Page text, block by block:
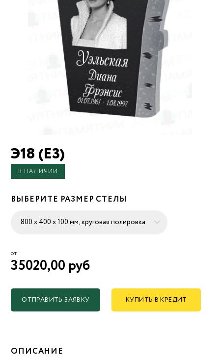
Э18 (Е3)
В НАЛИЧИИ
ВЫБЕРИТЕ РАЗМЕР СТЕЛЫ
от
35020,00 руб
ОТПРАВИТЬ ЗАЯВКУ КУПИТЬ В КРЕДИТ
ОПИСАНИЕ